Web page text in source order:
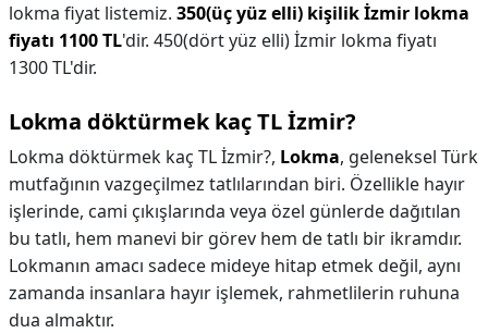
lokma fiyat listemiz. 350(üç yüz elli) kişilik İzmir lokma
fiyatı 1100 TL'dir. 450(dört yüz elli) İzmir lokma fiyatı
1300 TL'dir.
Lokma döktürmek kaç TL İzmir?
Lokma döktürmek kaç TL İzmir?, Lokma, geleneksel Türk
mutfağının vazgeçilmez tatlılarından biri. Özellikle hayır
işlerinde, cami çıkışlarında veya özel günlerde dağıtılan
bu tatlı, hem manevi bir görev hem de tatlı bir ikramdır.
Lokmanın amacı sadece mideye hitap etmek değil, aynı
zamanda insanlara hayır işlemek, rahmetlilerin ruhuna
dua almaktır.